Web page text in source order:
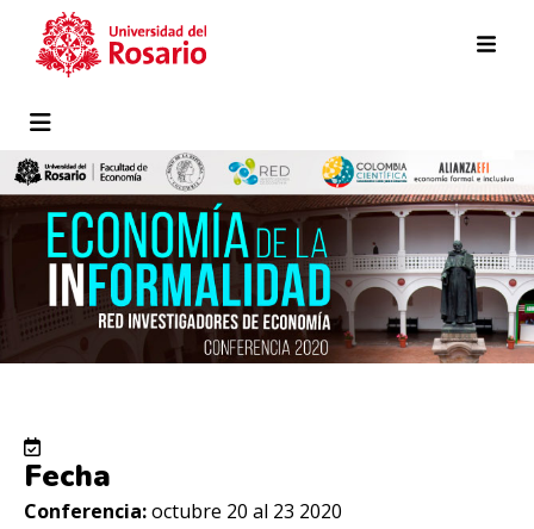
Pasar al contenido principal
Fecha
Conferencia:octubre 20 al 23 2020